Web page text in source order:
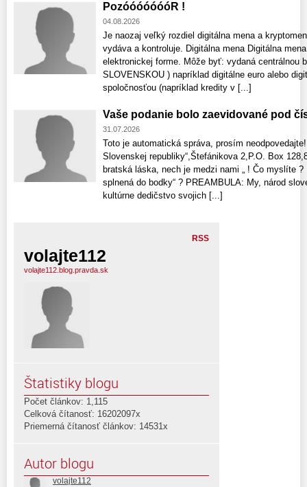
PozóóóóóóóR !
04.08.2026
Je naozaj veľký rozdiel digitálna mena a
vydáva a kontroluje. Digitálna mena Digitálna
elektronickej forme. Môže byť: vydaná centrálnou
SLOVENSKOU ) napríklad digitálne euro alebo
spoločnosťou (napríklad kredity v [...]
Vaše podanie bolo zaevidované pod
31.07.2026
Toto je automatická správa, prosím
Slovenskej republiky“,Štefánikova 2,P.O. Box
bratská láska, nech je medzi nami „ ! Čo myslíte
splnená do bodky“ ? PREAMBULA: My, národ
kultúrne dedičstvo svojich [...]
RSS
volajte112
volajte112.blog.pravda.sk
Štatistiky blogu
Počet článkov: 1,115
Celková čítanosť: 16202097x
Priemerná čítanosť článkov: 14531x
Autor blogu
volajte112